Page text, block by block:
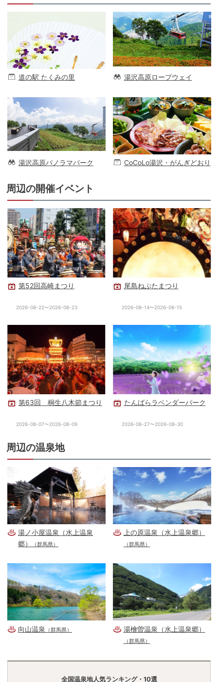
道の駅 たくみの里 湯沢高原ロープウェイ
湯沢高原パノラマパーク CoCoLo湯沢・がんぎどおり
周辺の開催イベント
第52回高崎まつり
2026-08-22〜2026-08-23
尾島ねぷたまつり
2026-08-14〜2026-08-15
第63回 桐生八木節まつり
2026-08-07〜2026-08-09
たんばらラベンダーパーク
2026-06-27〜2026-08-30
周辺の温泉地
湯ノ小屋温泉（水上温泉
郷）
（群馬県）
上の原温泉（水上温泉郷）
（群馬県）
向山温泉 （群馬県） 湯檜曽温泉（水上温泉郷）
（群馬県）
全国温泉地人気ランキング・10選